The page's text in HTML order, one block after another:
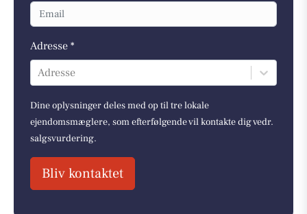
Adresse *
Adresse
Dine oplysninger deles med op til tre lokale
ejendomsmæglere, som efterfølgende vil kontakte dig vedr.
salgsvurdering.
Bliv kontaktet